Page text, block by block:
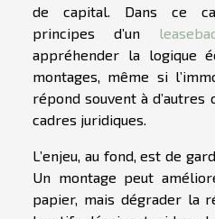
de capital. Dans ce
principes d’un
appréhender la logique
montages, même si
répond souvent à d’autres
cadres juridiques.
L’enjeu, au fond, est de
Un montage peut
papier, mais dégrader la